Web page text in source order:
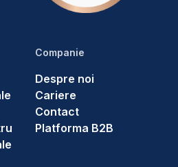
Companie
Despre noi
Cariere
Contact
Platforma B2B